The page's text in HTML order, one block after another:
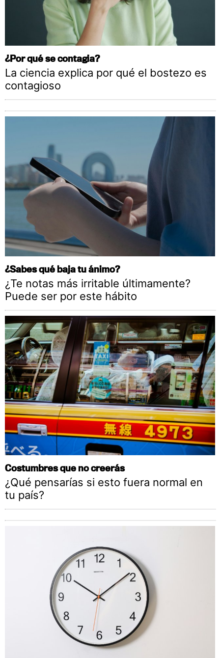
¿Por qué se contagia?
La ciencia explica por qué el bostezo es
contagioso
¿Sabes qué baja tu ánimo?
¿Te notas más irritable últimamente?
Puede ser por este hábito
Costumbres que no creerás
¿Qué pensarías si esto fuera normal en
tu país?